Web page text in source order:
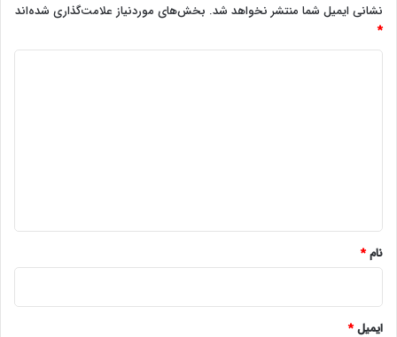
نشانی ایمیل شما منتشر نخواهد شد. بخش‌های موردنیاز علامت‌گذاری شده‌اند
*
نام*
ایمیل*